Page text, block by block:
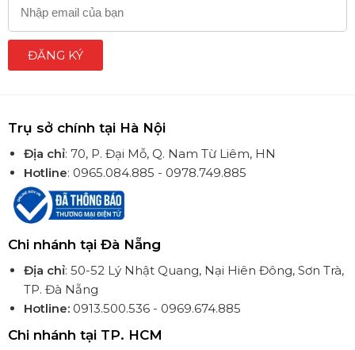
ĐĂNG KÝ
Trụ sở chính tại Hà Nội
Địa chỉ: 70, P. Đại Mỗ, Q. Nam Từ Liêm, HN
Hotline: 0965.084.885 - 0978.749.885
Chi nhánh tại Đà Nẵng
Địa chỉ: 50-52 Lý Nhật Quang, Nại Hiên Đông, Sơn Trà,
TP. Đà Nẵng
Hotline: 0913.500.536 - 0969.674.885
Chi nhánh tại TP. HCM